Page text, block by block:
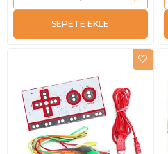
SEPETE EKLE